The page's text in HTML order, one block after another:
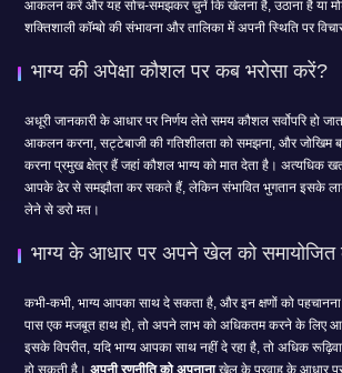
आकलन करें और यह सोच-समझकर चुनें कि खेलना है, उठाना है या
शक्तिशाली कॉम्बो की संभावना और तालिका में अपनी स्थिति पर
भाग्य की अपेक्षा कौशल पर कब भरोसा करें?
अधूरी जानकारी के आधार पर निर्णय लेते समय कौशल सर्वोपरि हो जाता है।
आकलन करना, सट्टेबाजी की गतिशीलता को समझना, और जोखिम
करना प्रमुख क्षेत्र हैं जहां कौशल भाग्य को मात देता है। अत्यधिक खतरनाक कदमों से बचें जो
आपके ढेर से समझौता कर सकते हैं, लेकिन संभावित भुगतान इसके लायक होने पर मापा जोखिम
लेने से डरो मत।
भाग्य के आधार पर अपने खेल को समायोजित
कभी-कभी, भाग्य आपका साथ दे सकता है, और इन क्षणों को पहचानना
पास एक मजबूत हाथ हो, तो अपने लाभ को अधिकतम करने के लिए
इसके विपरीत, यदि भाग्य आपका साथ नहीं दे रहा है, तो अधिक रूढ़िवादी तरीके से खेलना बुद्धिमानी
हो सकती है।
अपनी रणनीति को अपनानाखेल के प्रवाह के आधार